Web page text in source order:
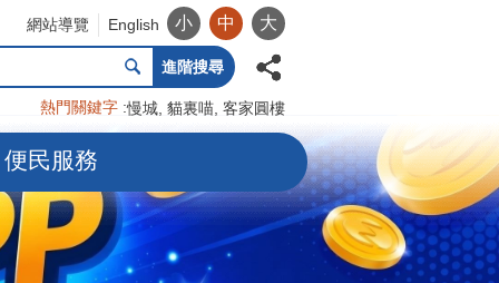
網站導覽 English 小 中 大
進階搜尋
熱門關鍵字 慢城 貓裏喵 客家圓樓
便民服務